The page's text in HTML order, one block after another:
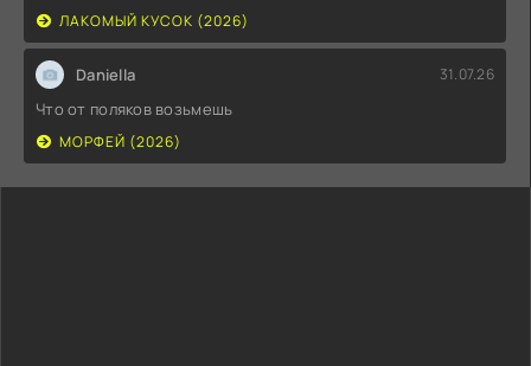
ЛАКОМЫЙ КУСОК (2026)
Daniella 31.07.26
Что от поляков возьмешь
МОРФЕЙ (2026)